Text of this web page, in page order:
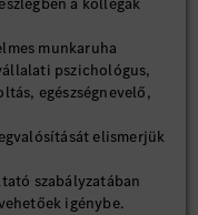
munkaruha
pszichológus,
egészségnevelő,
elismerjük
szabályzatában
igénybe.